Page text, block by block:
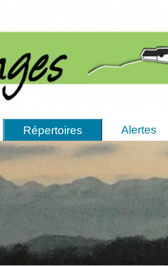
Répertoires Alertes